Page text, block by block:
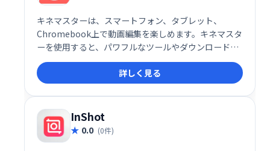
キネマスターは、スマートフォン、タブレット、
Chromebook上で動画編集を楽しめます。キネマスタ
ーを使用すると、パワフルなツールやダウンロード可
能なコンテンツなどを使って動画編集をこれまでにな
く簡単にします。
詳しく見る
InShot
0.0 (0件)